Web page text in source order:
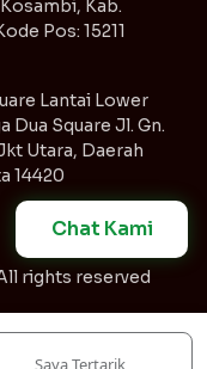
Chat Kami
Saya Tertarik
Kab.
Pos: 15211
Lantai Lower
Dua Square Jl. Gn.
Utara, Daerah
14420
rights reserved